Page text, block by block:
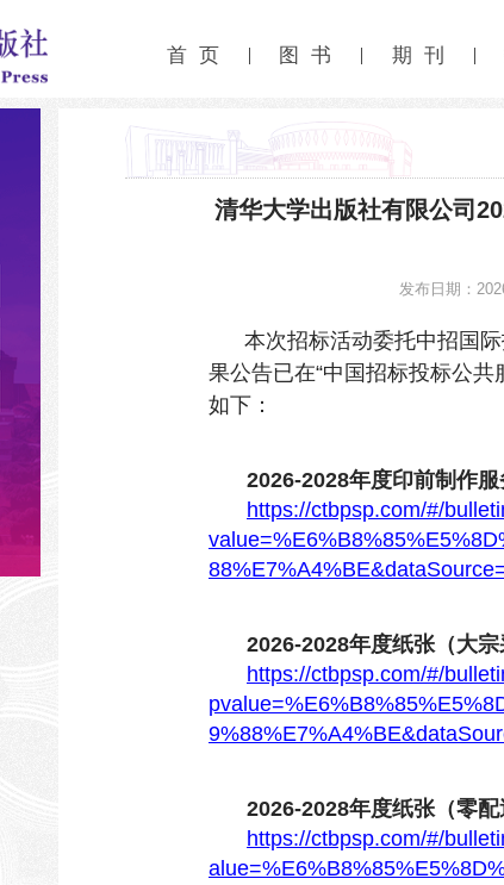
首 页 图 书 期 刊
清华大学出版社有限公司
发布日期：
本次招标活动委托中招国
果公告已在“中国招标投标公
如下：
2026-2028年度印前制作
https://ctbpsp.com/#/
2026-2028年度纸张（大
https://ctbpsp.com/#/
2026-2028年度纸张（零
https://ctbpsp.com/#/